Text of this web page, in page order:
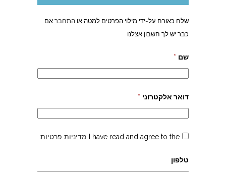
שלח כאורח על-ידי מילוי הפרטים למטה או התחבראם
כבר יש לך חשבון אצלנו
שם *
דואר אלקטרוני *
I have read and agree to the מדיניות פרטיות
טלפון